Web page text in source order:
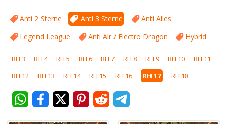
Anti 2 Sterne Anti 3 Sterne
Anti Alles
Legend League
Anti Air / Electro Dragon Hybrid
RH 3 RH 4 RH 5 RH 6 RH 7 RH 8 RH 9 RH 10
RH 11
RH 12
RH 13 RH 14 RH 15 RH 16 RH 17 RH 18